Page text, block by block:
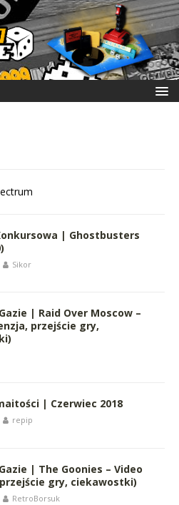
| Ghostbusters
Sikor
| Raid Over Moscow –
przejście gry,
| Czerwiec 2018
repip
| The Goonies – Video
gry, ciekawostki)
RetroBorsuk